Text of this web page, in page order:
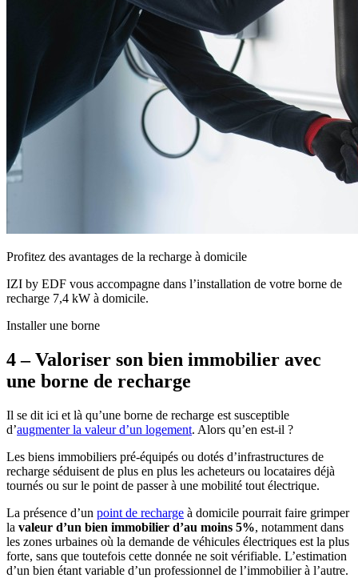
Profitez des avantages de la recharge à domicile
IZI by EDF vous accompagne dans l’installation de votre borne de
recharge 7,4 kW à domicile.
Installer une borne
4 –Valoriser son bien immobilier avec
une borne de recharge
Il se dit ici et là qu’une borne de recharge est susceptible
d’augmenter la valeur d’un logement. Alors qu’en est-il ?
Les biens immobiliers pré-équipés ou dotés d’infrastructures de
recharge séduisent de plus en plus les acheteurs ou locataires déjà
tournés ou sur le point de passer à une mobilité tout électrique.
La présence d’un point de recharge à domicile pourrait faire grimper
la valeur d’un bien immobilier d’au moins 5%, notamment dans
les zones urbaines où la demande de véhicules électriques est la plus
forte, sans que toutefois cette donnée ne soit vérifiable. L’estimation
d’un bien étant variable d’un professionnel de l’immobilier à l’autre.